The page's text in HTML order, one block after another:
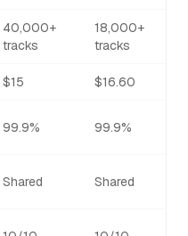
40,000+
tracks
18,000+
tracks
$15 $16.60
99.9% 99.9%
Shared Shared